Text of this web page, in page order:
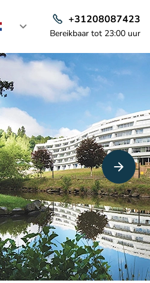
+31208087423
Bereikbaar tot 23:00 uur